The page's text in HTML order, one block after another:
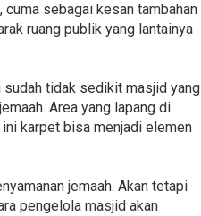
cuma sebagai kesan tambahan
ruang publik yang lantainya
sudah tidak sedikit masjid yang
Area yang lapang di
karpet bisa menjadi elemen
jemaah. Akan tetapi
pengelola masjid akan